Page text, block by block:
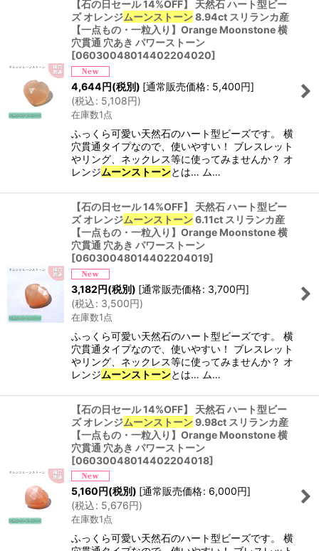
【石の日セール 14%OFF】 天然石 ハート型ビー
ズ オレンジムーンストーン8.94ct スリランカ産
【一点もの・一粒入り】Orange Moonstone 横
穴貫通 穴あき パワーストーン
[06030048014402204020]
4,644円(税別) [通常販売価格: 5,400円]
(税込: 5,108円)
在庫数1点
ふっくら可愛い天然石のハート型ビーズです。 横
穴貫通タイプなので、使いやすい！ ブレスレット
やリング、ネックレス等に使ってみませんか？ オ
レンジムーンストーンとは… ム…
【石の日セール 14%OFF】 天然石 ハート型ビー
ズ オレンジムーンストーン6.11ct スリランカ産
【一点もの・一粒入り】Orange Moonstone 横
穴貫通 穴あき パワーストーン
[06030048014402204019]
3,182円(税別) [通常販売価格: 3,700円]
(税込: 3,500円)
在庫数1点
ふっくら可愛い天然石のハート型ビーズです。 横
穴貫通タイプなので、使いやすい！ ブレスレット
やリング、ネックレス等に使ってみませんか？ オ
レンジムーンストーンとは… ム…
【石の日セール 14%OFF】 天然石 ハート型ビー
ズ オレンジムーンストーン9.98ct スリランカ産
【一点もの・一粒入り】Orange Moonstone 横
穴貫通 穴あき パワーストーン
[06030048014402204018]
5,160円(税別) [通常販売価格: 6,000円]
(税込: 5,676円)
在庫数1点
ふっくら可愛い天然石のハート型ビーズです。 横